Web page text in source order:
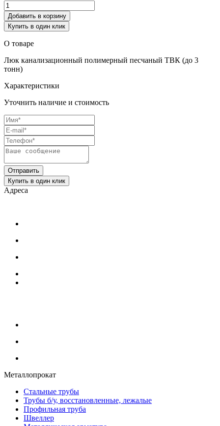
Купить в один клик
О товаре
Люк канализационный полимерный песчаный ТВК (до 3
тонн)
Характеристики
Уточнить наличие и стоимость
Отправить
Купить в один клик
Адреса
Металлопрокат
Стальные трубы
Трубы б/у, восстановленные, лежалые
Профильная труба
Швеллер